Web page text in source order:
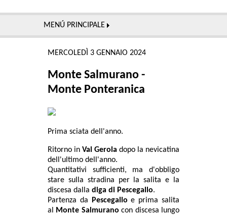
MENÚ PRINCIPALE
MERCOLEDÌ 3 GENNAIO 2024
Monte Salmurano -
Monte Ponteranica
Prima sciata dell'anno.
Ritorno in Val Gerola dopo la nevicatina
dell'ultimo dell'anno.
Quantitativi sufficienti, ma d'obbligo
stare sulla stradina per la salita e la
discesa dalla diga di Pescegallo.
Partenza da
Pescegallo e prima salita
al Monte Salmurano con discesa lungo